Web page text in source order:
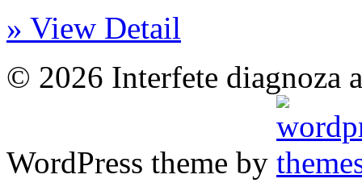
» View Detail
© 2026 Interfete diagnoza
WordPress theme by